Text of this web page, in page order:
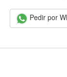
Pedir por